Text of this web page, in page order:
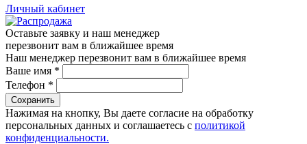
Личный кабинет
Оставьте заявку и наш менеджер
перезвонит вам в ближайшее время
Наш менеджер перезвонит вам в ближайшее время
Ваше имя *
Телефон *
Сохранить
Нажимая на кнопку, Вы даете согласие на обработку
персональных данных и соглашаетесь с политикой
конфиденциальности.